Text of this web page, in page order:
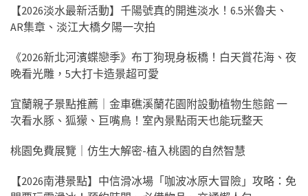
【2026淡水最新活動】千陽號真的開進淡水！6.5米魯夫、
AR集章、淡江大橋夕陽一次拍
《2026新北河濱蝶戀季》布丁狗現身板橋！白天賞花海、夜
晚看光雕，5大打卡造景超可愛
宜蘭親子景點推薦｜金車礁溪蘭花園附設動植物生態館 一
次看水豚、狐獴、巨嘴鳥！室內景點雨天也能玩整天
桃園免費展覽｜仿生大解密-植入桃園的自然智慧
【2026南港景點】中信滑冰場「咖波冰原大冒險」攻略：免